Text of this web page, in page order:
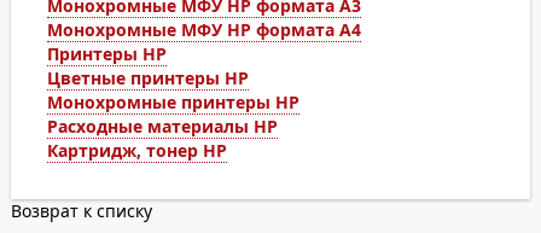
Монохромные МФУ HP формата А3
Монохромные МФУ HP формата А4
Принтеры HP
Цветные принтеры HP
Монохромные принтеры HP
Расходные материалы HP
Картридж, тонер HP
Возврат к списку